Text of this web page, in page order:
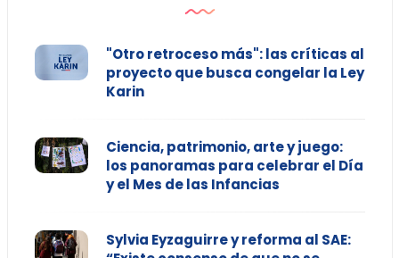
"Otro retroceso más": las críticas al
proyecto que busca congelar la Ley
Karin
Ciencia, patrimonio, arte y juego:
los panoramas para celebrar el Día
y el Mes de las Infancias
Sylvia Eyzaguirre y reforma al SAE: